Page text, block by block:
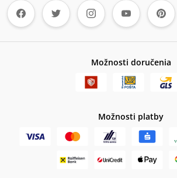
Možnosti doručenia
Možnosti platby